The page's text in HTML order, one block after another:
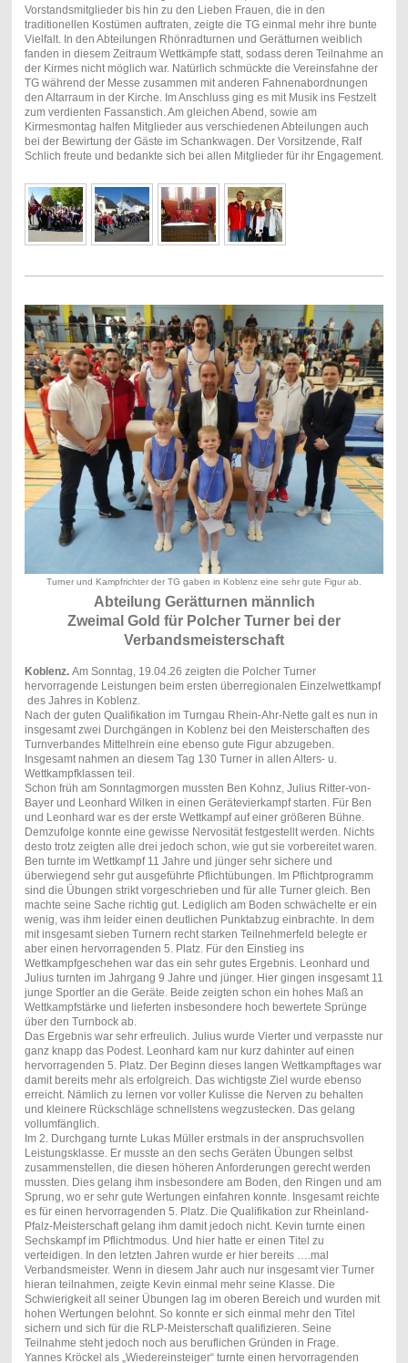
Vorstandsmitglieder bis hin zu den Lieben Frauen, die in den
traditionellen Kostümen auftraten, zeigte die TG einmal mehr ihre bunte
Vielfalt. In den Abteilungen Rhönradturnen und Gerätturnen weiblich
fanden in diesem Zeitraum Wettkämpfe statt, sodass deren Teilnahme an
der Kirmes nicht möglich war. Natürlich schmückte die Vereinsfahne der
TG während der Messe zusammen mit anderen Fahnenabordnungen
den Altarraum in der Kirche. Im Anschluss ging es mit Musik ins Festzelt
zum verdienten Fassanstich. Am gleichen Abend, sowie am
Kirmesmontag halfen Mitglieder aus verschiedenen Abteilungen auch
bei der Bewirtung der Gäste im Schankwagen. Der Vorsitzende, Ralf
Schlich freute und bedankte sich bei allen Mitglieder für ihr Engagement.
Turner und Kampfrichter der TG gaben in Koblenz eine sehr gute Figur ab.
Abteilung Gerätturnen männlich
Zweimal Gold für Polcher Turner bei der
Verbandsmeisterschaft
Koblenz. Am Sonntag, 19.04.26 zeigten die Polcher Turner
hervorragende Leistungen beim ersten überregionalen Einzelwettkampf
des Jahres in Koblenz.
Nach der guten Qualifikation im Turngau Rhein-Ahr-Nette galt es nun in
insgesamt zwei Durchgängen in Koblenz bei den Meisterschaften des
Turnverbandes Mittelhrein eine ebenso gute Figur abzugeben.
Insgesamt nahmen an diesem Tag 130 Turner in allen Alters- u.
Wettkampfklassen teil.
Schon früh am Sonntagmorgen mussten Ben Kohnz, Julius Ritter-von-
Bayer und Leonhard Wilken in einen Gerätevierkampf starten. Für Ben
und Leonhard war es der erste Wettkampf auf einer größeren Bühne.
Demzufolge konnte eine gewisse Nervosität festgestellt werden. Nichts
desto trotz zeigten alle drei jedoch schon, wie gut sie vorbereitet waren.
Ben turnte im Wettkampf 11 Jahre und jünger sehr sichere und
überwiegend sehr gut ausgeführte Pflichtübungen. Im Pflichtprogramm
sind die Übungen strikt vorgeschrieben und für alle Turner gleich. Ben
machte seine Sache richtig gut. Lediglich am Boden schwächelte er ein
wenig, was ihm leider einen deutlichen Punktabzug einbrachte. In dem
mit insgesamt sieben Turnern recht starken Teilnehmerfeld belegte er
aber einen hervorragenden 5. Platz. Für den Einstieg ins
Wettkampfgeschehen war das ein sehr gutes Ergebnis. Leonhard und
Julius turnten im Jahrgang 9 Jahre und jünger. Hier gingen insgesamt 11
junge Sportler an die Geräte. Beide zeigten schon ein hohes Maß an
Wettkampfstärke und lieferten insbesondere hoch bewertete Sprünge
über den Turnbock ab.
Das Ergebnis war sehr erfreulich. Julius wurde Vierter und verpasste nur
ganz knapp das Podest. Leonhard kam nur kurz dahinter auf einen
hervorragenden 5. Platz. Der Beginn dieses langen Wettkampftages war
damit bereits mehr als erfolgreich. Das wichtigste Ziel wurde ebenso
erreicht. Nämlich zu lernen vor voller Kulisse die Nerven zu behalten
und kleinere Rückschläge schnellstens wegzustecken. Das gelang
vollumfänglich.
Im 2. Durchgang turnte Lukas Müller erstmals in der anspruchsvollen
Leistungsklasse. Er musste an den sechs Geräten Übungen selbst
zusammenstellen, die diesen höheren Anforderungen gerecht werden
mussten. Dies gelang ihm insbesondere am Boden, den Ringen und am
Sprung, wo er sehr gute Wertungen einfahren konnte. Insgesamt reichte
es für einen hervorragenden 5. Platz. Die Qualifikation zur Rheinland-
Pfalz-Meisterschaft gelang ihm damit jedoch nicht. Kevin turnte einen
Sechskampf im Pflichtmodus. Und hier hatte er einen Titel zu
verteidigen. In den letzten Jahren wurde er hier bereits ….mal
Verbandsmeister. Wenn in diesem Jahr auch nur insgesamt vier Turner
hieran teilnahmen, zeigte Kevin einmal mehr seine Klasse. Die
Schwierigkeit all seiner Übungen lag im oberen Bereich und wurden mit
hohen Wertungen belohnt. So konnte er sich einmal mehr den Titel
sichern und sich für die RLP-Meisterschaft qualifizieren. Seine
Teilnahme steht jedoch noch aus beruflichen Gründen in Frage.
Yannes Kröckel als „Wiedereinsteiger“ turnte einen hervorragenden